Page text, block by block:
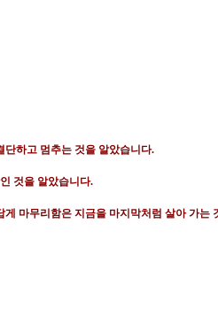
단하고 멈추는 것을 알았습니다.
것을 알았습니다.
게 마무리함은 지금을 마지막처럼 살아 가는